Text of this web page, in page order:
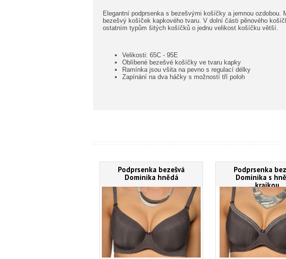
Elegantní podprsenka s bezešvými košíčky a jemnou
bezešvý košíček kapkového tvaru. V dolní části pěnového
ostatním typům šitých košíčků o jednu velikost košíčku větší.
Velikosti: 65C - 95E
Oblíbené bezešvé košíčky ve tvaru kapky
Ramínka jsou všita na pevno s regulací délky
Zapínání na dva háčky s možností tří poloh
Podprsenka bezešvá
Dominika hnědá
Podprsenka
Dominika s
krajkou